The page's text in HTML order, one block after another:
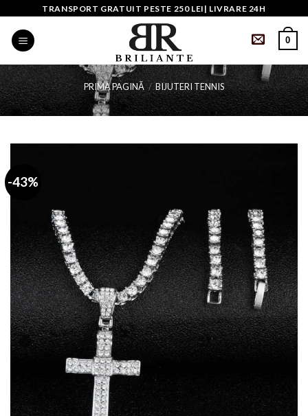
content
TRANSPORT GRATUIT PESTE 250 LEI| LIVRARE 24H
0
PRIMA PAGINĂ / BIJUTERI TENNIS
-43%